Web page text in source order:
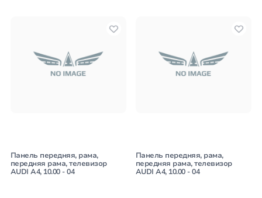
Панель передняя, рама,
передняя рама, телевизор
AUDI A4, 10.00 - 04
Панель передняя, рама,
передняя рама, телевизор
AUDI A4, 10.00 - 04